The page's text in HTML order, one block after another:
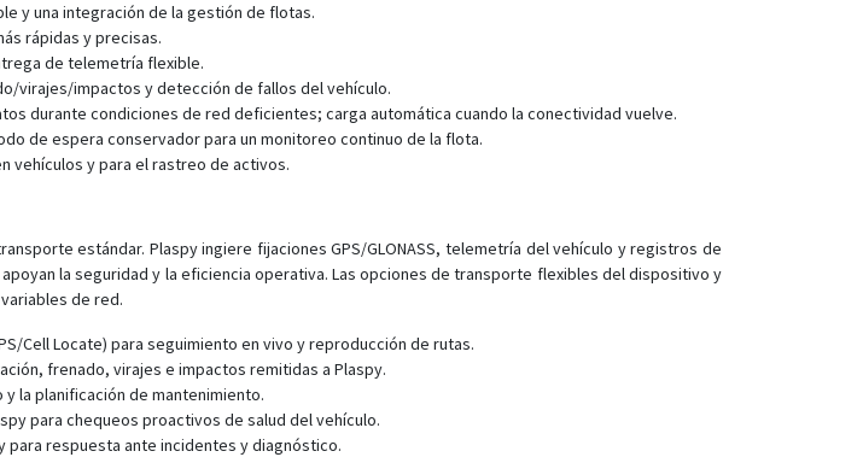
y una integración de la gestión de flotas.
rápidas y precisas.
de telemetría flexible.
virajes/impactos y detección de fallos del vehículo.
durante condiciones de red deficientes; carga automática cuando la conectividad vuelve.
de espera conservador para un monitoreo continuo de la flota.
vehículos y para el rastreo de activos.
estándar. Plaspy ingiere fijaciones GPS/GLONASS, telemetría del vehículo y registros de
la seguridad y la eficiencia operativa. Las opciones de transporte flexibles del dispositivo y
de red.
Cell Locate) para seguimiento en vivo y reproducción de rutas.
frenado, virajes e impactos remitidas a Plaspy.
la planificación de mantenimiento.
para chequeos proactivos de salud del vehículo.
para respuesta ante incidentes y diagnóstico.